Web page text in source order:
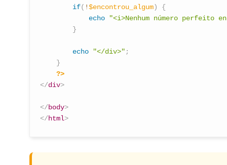
if( !$encontrou_algum)
{
echo
"<i>Nenhum número perfeito
}
echo "</div>" ;
}
?>
</div>
</body>
</html>